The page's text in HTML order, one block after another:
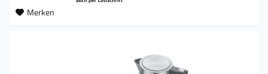
Merken